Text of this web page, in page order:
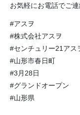
お気軽にお電話でご
#アスヲ
#株式会社アスヲ
#センチュリー21アス
#山形市春日町
#3月28日
#グランドオープン
#山形県